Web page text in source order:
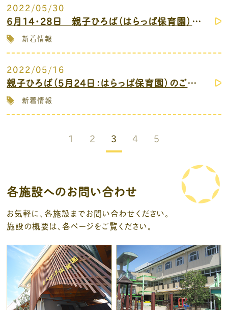
2022/05/30
6月14・28日 親子ひろば（はらっぱ保育園）開催します。
新着情報
2022/05/16
親子ひろば（5月24日：はらっぱ保育園）のご案内
新着情報
1 2 3 4 5
各施設へのお問い合わせ
お気軽に、各施設までお問い合わせください。
施設の概要は、各ページをご覧ください。